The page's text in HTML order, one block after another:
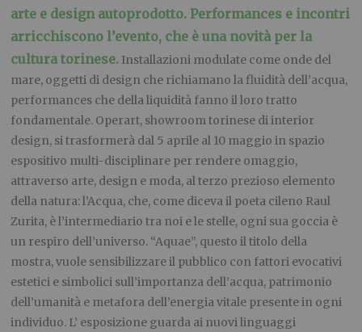
arte e design autoprodotto. Performances e incontri
arricchiscono l’evento, che è una novità per la
cultura torinese. Installazioni modulate come onde del
mare, oggetti di design che richiamano la fluidità dell’acqua,
performances che della liquidità fanno il loro tratto
fondamentale. Operart, showroom torinese di interior
design, si trasformerà dal 5 aprile al 10 maggio in spazio
espositivo multi-disciplinare per rendere omaggio,
attraverso arte, design e moda, al terzo prezioso elemento
della natura: l’Acqua, che, come diceva il poeta cileno Raul
Zurita, è l’intermediario tra noi e le stelle, ogni sua goccia è
un respiro dell’universo. “Aquae”, questo il titolo della
mostra, vuole sensibilizzare il pubblico con fattori evocativi
estetici e simbolici sull’importanza dell’acqua, patrimonio
dell’umanità e metafora dell’energia vitale presente in ogni
individuo. L’ esposizione guarda ai nuovi linguaggi